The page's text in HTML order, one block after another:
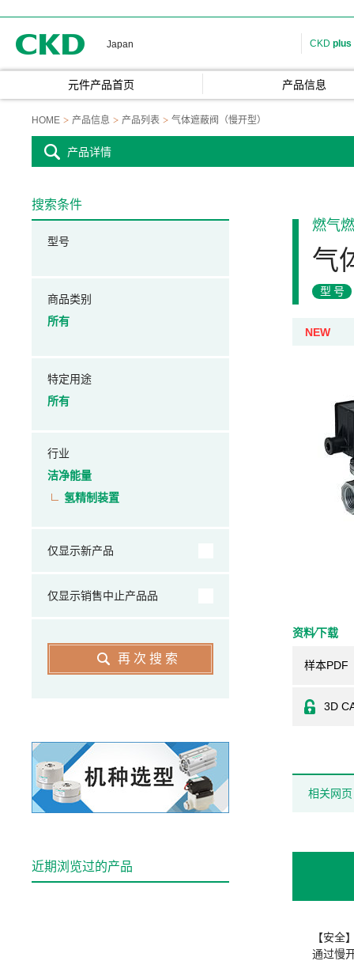
Japan CKD plus
元件产品首页 产品信息
HOME 产品信息 产品列表 气体遮蔽阀（慢开型）
产品详情
燃气
气
型号
NEW
资料⁄下载
样本PDF
3D
相关网页
【安全
通过慢
搜索条件
型号
商品类别
所有
特定用途
所有
行业
洁净能量
氢精制装置
仅显示新产品
仅显示销售中止产品品
再次搜索
近期浏览过的产品